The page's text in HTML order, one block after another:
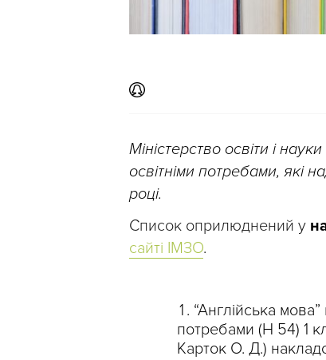
Міністерство освіти і
освітніми потребами,
році.
Список оприлюднений у
сайті ІМЗО.
“Англійська
потребами (Н 54) 1
Карток О. Д.)